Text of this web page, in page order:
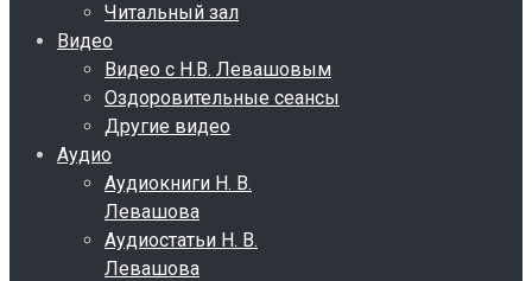
Читальный зал
Видео
Видео с Н.В. Левашовым
Оздоровительные сеансы
Другие видео
Аудио
Аудиокниги Н. В.
Левашова
Аудиостатьи Н. В.
Левашова